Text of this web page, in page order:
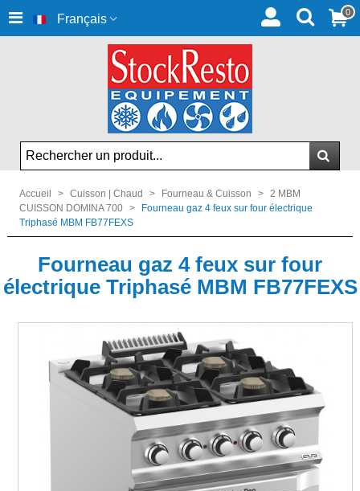
Français 0
Accueil > Cuisson | Chaud > Fourneau & Cuisson > 2 MBM
CUISSON DOMINA 700 >
Fourneau gaz 4 feux sur four électrique
Triphasé MBM FB77FEXS
Fourneau gaz 4 feux sur four
électrique Triphasé MBM FB77FEXS